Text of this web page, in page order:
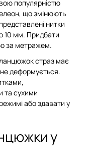
популярністю
що змінюють
нитки
10 мм. Придбати
за метражем.
страз має
не деформується.
та сухими
або здавати у
у